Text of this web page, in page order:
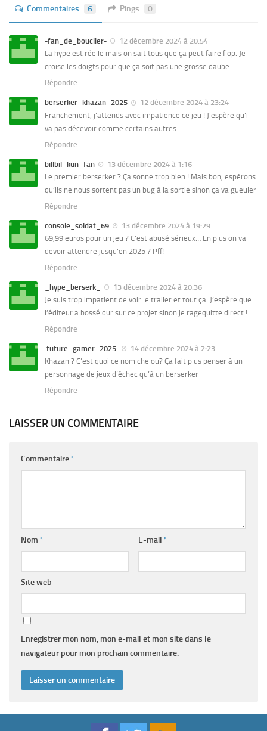
Commentaires 6 Pings 0
-fan_de_bouclier-
12 décembre 2024 à 20:54
La hype est réelle mais on sait tous que ça peut faire flop. Je
croise les doigts pour que ça soit pas une grosse daube
Répondre
berserker_khazan_2025
12 décembre 2024 à 23:24
Franchement, j’attends avec impatience ce jeu ! J’espère qu’il
va pas décevoir comme certains autres
Répondre
billbil_kun_fan
13 décembre 2024 à 1:16
Le premier berserker ? Ça sonne trop bien ! Mais bon, espérons
qu’ils ne nous sortent pas un bug à la sortie sinon ça va gueuler
Répondre
console_soldat_69
13 décembre 2024 à 19:29
69,99 euros pour un jeu ? C’est abusé sérieux… En plus on va
devoir attendre jusqu’en 2025 ? Pff!
Répondre
_hype_berserk_
13 décembre 2024 à 20:36
Je suis trop impatient de voir le trailer et tout ça. J’espère que
l’éditeur a bossé dur sur ce projet sinon je ragequitte direct !
Répondre
.future_gamer_2025.
14 décembre 2024 à 2:23
Khazan ? C’est quoi ce nom chelou? Ça fait plus penser à un
personnage de jeux d’échec qu’à un berserker
Répondre
LAISSER UN COMMENTAIRE
Commentaire*
Nom * E-mail *
Site web
Enregistrer mon nom, mon e-mail et mon site dans le
navigateur pour mon prochain commentaire.